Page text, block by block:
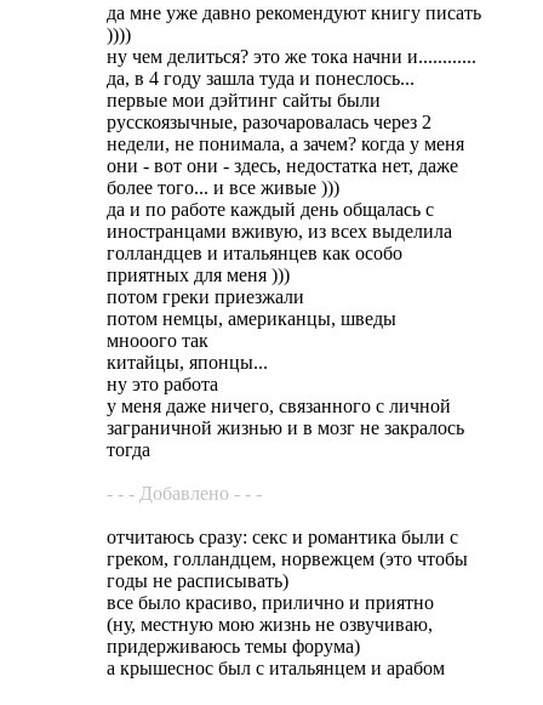
да мне уже давно рекомендуют книгу писать
))))
ну чем делиться? это же тока начни и............
да, в 4 году зашла туда и понеслось...
первые мои дэйтинг сайты были
русскоязычные, разочаровалась через 2
недели, не понимала, а зачем? когда у меня
они - вот они - здесь, недостатка нет, даже
более того... и все живые )))
да и по работе каждый день общалась с
иностранцами вживую, из всех выделила
голландцев и итальянцев как особо
приятных для меня )))
потом греки приезжали
потом немцы, американцы, шведы
мнооого так
китайцы, японцы...
ну это работа
у меня даже ничего, связанного с личной
заграничной жизнью и в мозг не закралось
тогда
- - - Добавлено - - -
отчитаюсь сразу: секс и романтика были с
греком, голландцем, норвежцем (это чтобы
годы не расписывать)
все было красиво, прилично и приятно
(ну, местную мою жизнь не озвучиваю,
придерживаюсь темы форума)
а крышеснос был с итальянцем и арабом